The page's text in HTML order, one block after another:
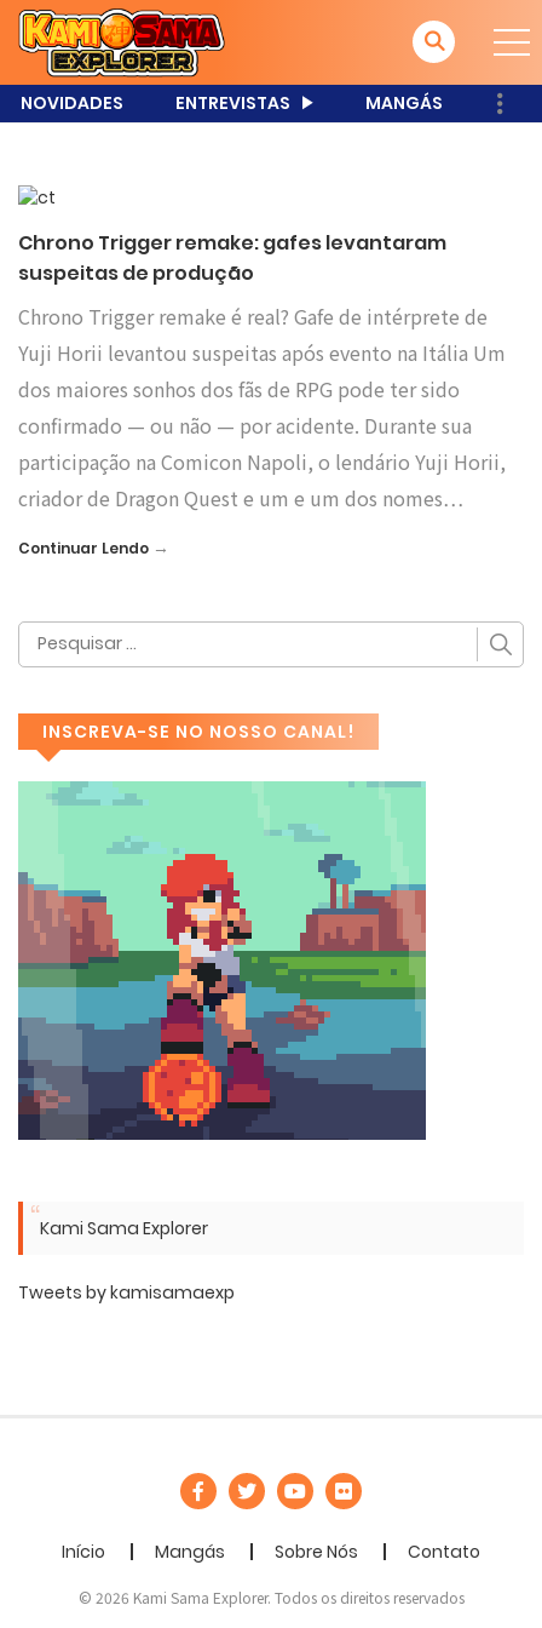
NOVIDADES ENTREVISTAS MANGÁS
Chrono Trigger remake: gafes levantaram
suspeitas de produção
Chrono Trigger remake é real? Gafe de intérprete de
Yuji Horii levantou suspeitas após evento na Itália Um
dos maiores sonhos dos fãs de RPG pode ter sido
confirmado — ou não — por acidente. Durante sua
participação na Comicon Napoli, o lendário Yuji Horii,
criador de Dragon Quest e um e um dos nomes…
Continuar Lendo →
INSCREVA-SE NO NOSSO CANAL!
Kami Sama Explorer
Tweets by kamisamaexp
Início Mangás Sobre Nós Contato
© 2026 Kami Sama Explorer. Todos os direitos reservados